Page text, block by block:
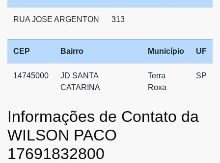
RUA JOSE ARGENTON 313
CEP Bairro Município UF
14745000
JD SANTA
CATARINA
Terra
Roxa
SP
Informações de Contato da
WILSON PACO
17691832800